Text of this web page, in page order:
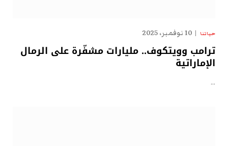
حياتنا 10 نوفمبر، 2025
ترامب وويتكوف.. مليارات مشفّرة على الرمال
الإماراتية
…